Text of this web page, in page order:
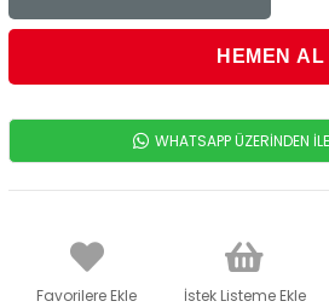
WHATSAPP ÜZERİNDEN
Favorilere Ekle İstek Listeme Ekle